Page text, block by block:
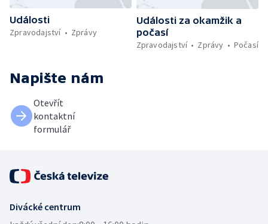
Události
Zpravodajství
Zprávy
Události za okamžik a
počasí
Zpravodajství
Zprávy Počasí
Napište nám
Otevřít
kontaktní
formulář
Divácké centrum